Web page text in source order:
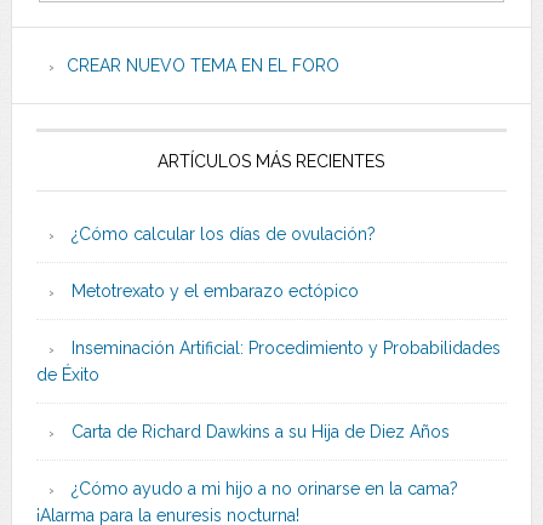
CREAR NUEVO TEMA EN EL FORO
ARTÍCULOS MÁS RECIENTES
¿Cómo calcular los días de ovulación?
Metotrexato y el embarazo ectópico
Inseminación Artificial: Procedimiento y Probabilidades
de Éxito
Carta de Richard Dawkins a su Hija de Diez Años
¿Cómo ayudo a mi hijo a no orinarse en la cama?
¡Alarma para la enuresis nocturna!